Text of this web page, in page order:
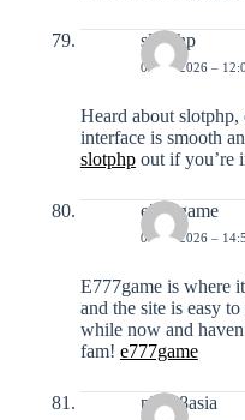
slotphp
07-02-2026 –
Heard about
interface is smooth
slotphpout if you’re
e777game
07-02-2026 –
E777game is where
and the site is easy
while now and
fam! e777game
pbv88asia